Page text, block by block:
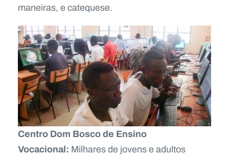
maneiras, e catequese.
Centro Dom Bosco de Ensino
Vocacional: Milhares de jovens e adultos